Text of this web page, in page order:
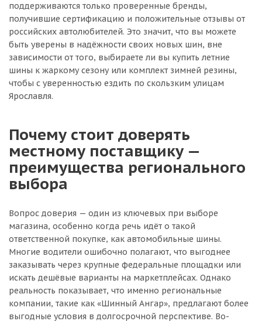
поддерживаются только проверенные бренды,
получившие сертификацию и положительные отзывы от
российских автолюбителей. Это значит, что вы можете
быть уверены в надёжности своих новых шин, вне
зависимости от того, выбираете ли вы купить летние
шины к жаркому сезону или комплект зимней резины,
чтобы с уверенностью ездить по скользким улицам
Ярославля.
Почему стоит доверять
местному поставщику —
преимущества регионального
выбора
Вопрос доверия — один из ключевых при выборе
магазина, особенно когда речь идёт о такой
ответственной покупке, как автомобильные шины.
Многие водители ошибочно полагают, что выгоднее
заказывать через крупные федеральные площадки или
искать дешёвые варианты на маркетплейсах. Однако
реальность показывает, что именно региональные
компании, такие как «Шинный Ангар», предлагают более
выгодные условия в долгосрочной перспективе. Во-